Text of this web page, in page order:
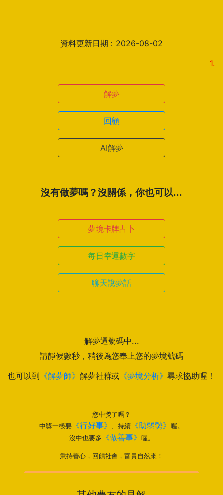
資料更新日期：2026-08-02
1.解夢結
解夢
回顧
AI解夢
沒有做夢嗎？沒關係，你也可以...
夢境卡牌占卜
每日幸運數字
聊天說夢話
解夢逼號碼中...
請靜候數秒，稍後為您奉上您的夢境號碼
也可以到 《解夢師》 解夢社群或 《夢境分析》 尋求協助喔！
您中獎了嗎？
中獎一樣要 《行好事》 、持續 《助弱勢》 喔。
沒中也要多
《做善事》 喔。
秉持善心，回饋社會，富貴自然來！